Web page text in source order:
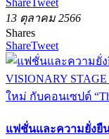
13 ตุลาคม 2566
Shares
ShareTweet
แฟชั่นและความยั่งยืน